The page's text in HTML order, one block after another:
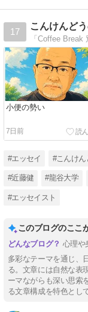
17
こんけんど
小便の勢い
7日前
#エッセイ #こんけん
#近藤健 #龍谷大学
#エッセイスト
このブログのここ
心理や
多彩なテーマを通じ、
る。文章には自然な表
ーマながらも深い思索
る文章構成を特色とし